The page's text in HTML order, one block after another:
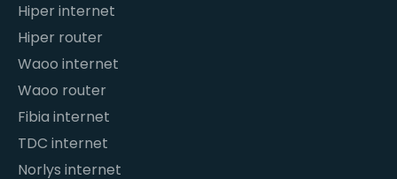
Hiper internet
Hiper router
Waoo internet
Waoo router
Fibia internet
TDC internet
Norlys internet